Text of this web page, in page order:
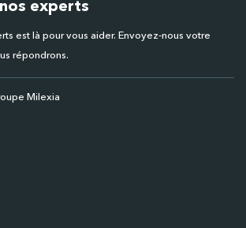
experts
est là pour vous aider. Envoyez-nous votre
répondrons.
Milexia